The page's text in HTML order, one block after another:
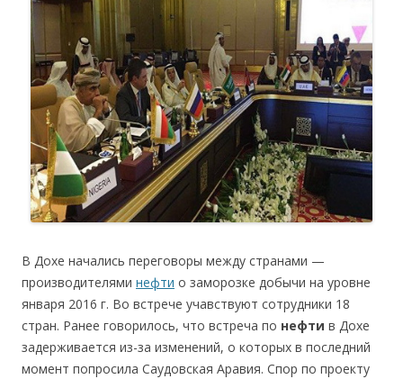
В Дохе начались переговоры между странами —
производителями нефти о заморозке добычи на уровне
января 2016 г. Во встрече учавствуют сотрудники 18
стран. Ранее говорилось, что встреча по нефти в Дохе
задерживается из-за изменений, о которых в последний
момент попросила Саудовская Аравия. Спор по проекту